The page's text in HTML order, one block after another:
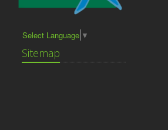
Select Language ▼
Sitemap